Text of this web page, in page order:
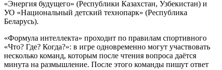
«Энергия будущего» (Республики Казахстан, Узбекистан) и
УО «Национальный детский технопарк» (Республика
Беларусь).
«Формула интеллекта» проходит по правилам спортивного
«Что? Где? Когда?»: в игре одновременно могут участвовать
несколько команд, которым после чтения вопроса даётся
минута на размышление. После этого команды пишут ответ